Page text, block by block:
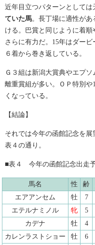
近年目立つパターンとしては
ていた馬。長丁場に適性があ
ける。巴賞と同じように着
さらに有力だ。15年はダー
６着から巻き返している。
Ｇ３組は新潟大賞典やエプ
離重賞組が多い。ＯＰ特別や
くなっている。
【結論】
それでは今年の函館記念を
表４の通り。
■表４ 今年の函館記念出走予
馬名 性 齢
エアアンセム
牡 7
エテルナミノル
牝 5
カデナ
牡 4
カレンラストショー
牡 6